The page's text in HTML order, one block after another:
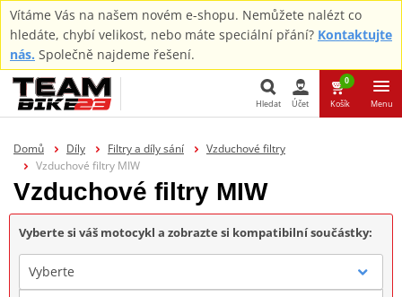
Vítáme Vás na našem novém e-shopu. Nemůžete nalézt co
hledáte, chybí velikost, nebo máte speciální přání? Kontaktujte
nás. Společně najdeme řešení.
Hledat Účet
0
Košík Menu
Domů Díly Filtry a díly sání
Vzduchové filtry
Vzduchové filtry MIW
Vzduchové filtry MIW
Vyberte si váš motocykl a zobrazte si kompatibilní součástky:
Vyberte